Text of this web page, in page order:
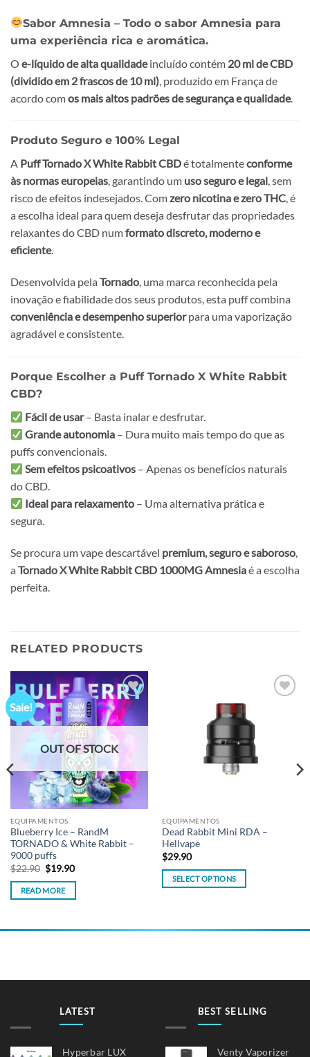
Sabor Amnesia – Todo o sabor Amnesia para
uma experiência rica e aromática.
O e-líquido de alta qualidadeincluído contém 20 ml de CBD
(dividido em 2 frascos de 10 ml) , produzido em França de
acordo comos mais altos padrões de segurança e qualidade.
Produto Seguro e 100% Legal
A Puff Tornado X White Rabbit CBDé totalmenteconforme
às normas europeias, garantindo um uso seguro e legal, sem
risco de efeitos indesejados. Comzero nicotina e zero THC, é
a escolha ideal para quem deseja desfrutar das propriedades
relaxantes do CBD numformato discreto, moderno e
eficiente.
Desenvolvida pela Tornado, uma marca reconhecida pela
inovação e fiabilidade dos seus produtos, esta puff combina
conveniência e desempenho superiorpara uma vaporização
agradável e consistente.
Porque Escolher a Puff Tornado X White Rabbit
CBD?
Fácil de usar– Basta inalar e desfrutar.
Grande autonomia – Dura muito mais tempo do que as
puffs convencionais.
Sem efeitos psicoativos – Apenas os benefícios naturais
do CBD.
Ideal para relaxamento – Uma alternativa prática e
segura.
Se procura um vape descartável premium, seguro e saboroso,
a Tornado X White Rabbit CBD 1000MG Amnesiaé a escolha
perfeita.
RELATED PRODUCTS
Sale!
Add to
wishlist
OUT OF STOCK
EQUIPAMENTOS
Blueberry Ice – RandM
TORNADO & White Rabbit –
9000 puffs
$22.90 Original
price
was:
$22.90.
$19.90Current
is:
READ MORE
EQUIPAMENTOS
Dead Rabbit Mini RDA –
Hellvape
$29.90
SELECT OPTIONS
options
chosen
LATEST
Hyperbar LUX
BEST SELLING
Venty Vaporizer